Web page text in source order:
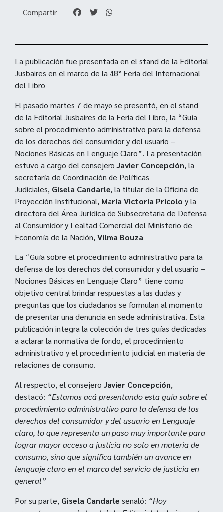
Compartir
La publicación fue presentada en el stand de la Editorial
Jusbaires en el marco de la 48° Feria del Internacional
del Libro
El pasado martes 7 de mayo se presentó, en el stand
de la Editorial Jusbaires de la Feria del Libro, la “Guía
sobre el procedimiento administrativo para la defensa
de los derechos del consumidor y del usuario –
Nociones Básicas en Lenguaje Claro”. La presentación
estuvo a cargo del consejeroJavier Concepción, la
secretaría de Coordinación de Políticas
Judiciales, Gisela Candarle, la titular de la Oficina de
Proyección Institucional, María Victoria Pricolo y la
directora del Área Jurídica de Subsecretaria de Defensa
al Consumidor y Lealtad Comercial del Ministerio de
Economía de la Nación,Vilma Bouza
La “Guía sobre el procedimiento administrativo para la
defensa de los derechos del consumidor y del usuario –
Nociones Básicas en Lenguaje Claro” tiene como
objetivo central brindar respuestas a las dudas y
preguntas que los ciudadanos se formulan al momento
de presentar una denuncia en sede administrativa. Esta
publicación integra la colección de tres guías dedicadas
a aclarar la normativa de fondo, el procedimiento
administrativo y el procedimiento judicial en materia de
relaciones de consumo.
Al respecto, el consejeroJavier Concepción,
destacó: “Estamos acá presentando esta guía sobre el
procedimiento administrativo para la defensa de los
derechos del consumidor y del usuario en Lenguaje
claro, lo que representaun paso muy importante para
lograr mayor acceso a justicia no solo en materia de
consumo, sino que significa también un avance en
lenguaje claro en el marco del servicio de justicia en
general”
Por su parte, Gisela Candarle señaló: “Hoy